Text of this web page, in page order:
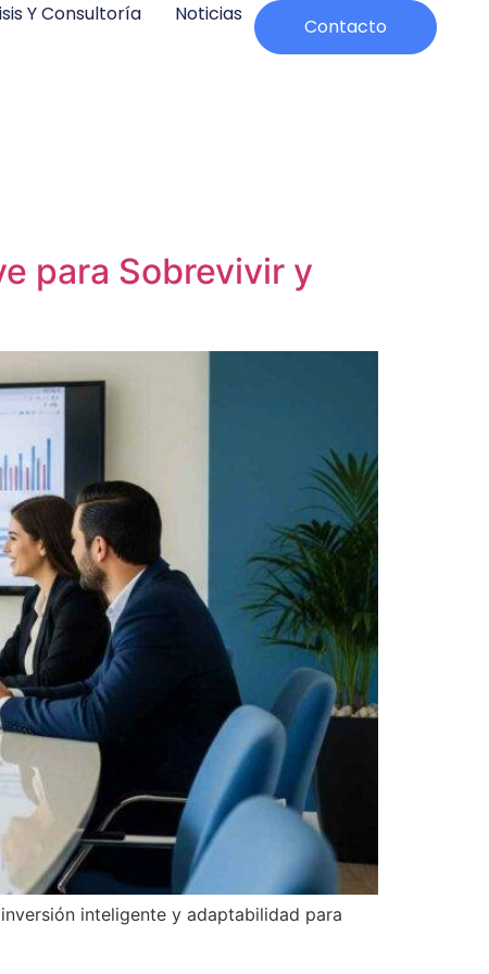
Y Consultoría Noticias
Contacto
para Sobrevivir y
inteligente y adaptabilidad para